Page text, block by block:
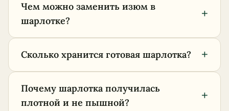
Чем можно заменить изюм в
шарлотке?
+
Сколько хранится готовая шарлотка? +
Почему шарлотка получилась
плотной и не пышной?
+